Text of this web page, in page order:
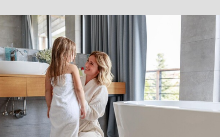
ТОВАРЫ ДЛЯ ЗДОРОВЬЯ И КРАСОТЫ
ОФИС И КАБЕЛИ